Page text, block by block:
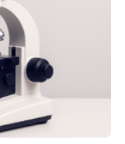
den Hentschel-
Jahren. Geehrt
oder eine
zum Thema